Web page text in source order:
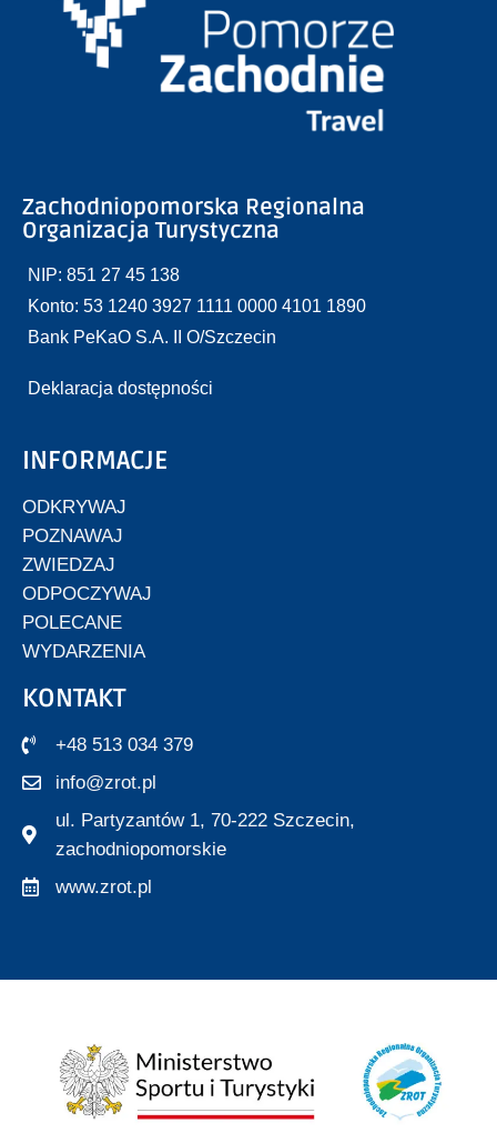
Zachodniopomorska Regionalna
Organizacja Turystyczna
NIP: 851 27 45 138
Konto: 53 1240 3927 1111 0000 4101 1890
Bank PeKaO S.A. II O/Szczecin
Deklaracja dostępności
INFORMACJE
ODKRYWAJ
POZNAWAJ
ZWIEDZAJ
ODPOCZYWAJ
POLECANE
WYDARZENIA
KONTAKT
+48 513 034 379
info@zrot.pl
ul. Partyzantów 1, 70-222 Szczecin,
zachodniopomorskie
www.zrot.pl